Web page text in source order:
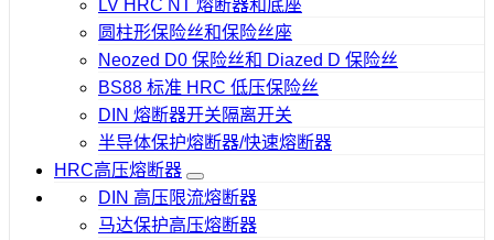
LV HRC NT 熔断器和底座
圆柱形保险丝和保险丝座
Neozed D0 保险丝和 Diazed D 保险丝
BS88 标准 HRC 低压保险丝
DIN 熔断器开关隔离开关
半导体保护熔断器/快速熔断器
HRC高压熔断器
DIN 高压限流熔断器
马达保护高压熔断器